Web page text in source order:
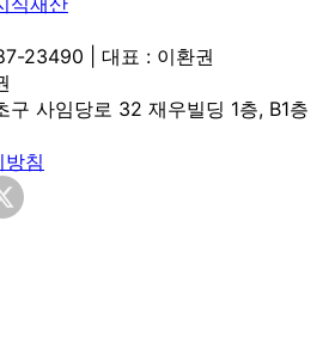
23490 | 대표 : 이환권
사임당로 32 재우빌딩 1층, B1층
침